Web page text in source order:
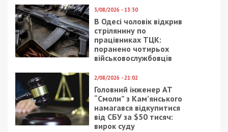
3/08/2026 - 13:30
В Одесі чоловік відкрив
стрілянину по
працівниках ТЦК:
поранено чотирьох
військовослужбовців
2/08/2026 - 21:02
Головний інженер АТ
“Смоли” з Кам’янського
намагався відкупитися
від СБУ за $50 тисяч:
вирок суду